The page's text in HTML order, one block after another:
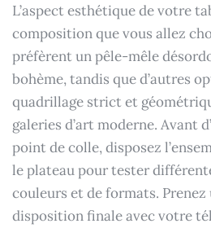
L’aspect esthétique de votre
composition que vous allez
préfèrent un pêle-mêle
bohème, tandis que d’autres
quadrillage strict et
galeries d’art moderne. Avant
point de colle, disposez
le plateau pour tester
couleurs et de formats.
disposition finale avec votre